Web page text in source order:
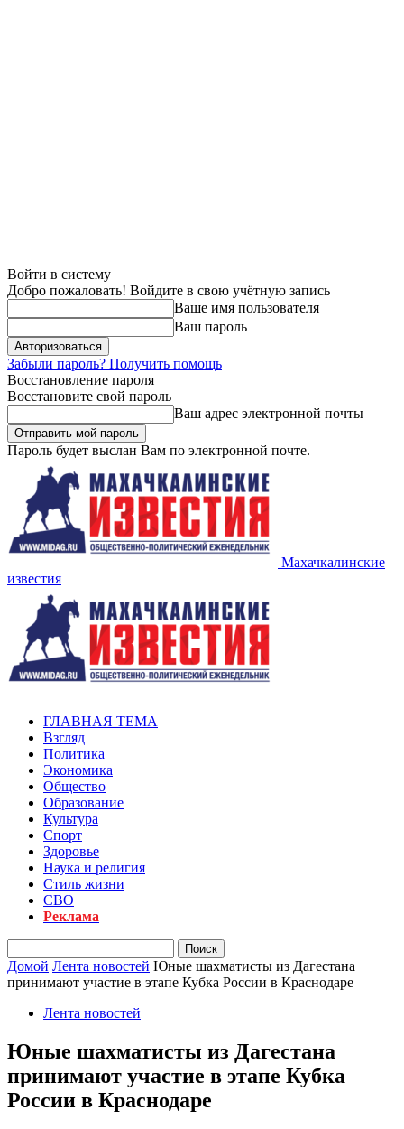
Войти в систему
Добро пожаловать! Войдите в свою учётную запись
Ваше имя пользователя
Ваш пароль
Забыли пароль? Получить помощь
Восстановление пароля
Восстановите свой пароль
Ваш адрес электронной почты
Пароль будет выслан Вам по электронной почте.
Махачкалинские
известия
ГЛАВНАЯ ТЕМА
Взгляд
Политика
Экономика
Общество
Образование
Культура
Спорт
Здоровье
Наука и религия
Стиль жизни
СВО
Реклама
Домой Лента новостей Юные шахматисты из Дагестана
принимают участие в этапе Кубка России в Краснодаре
Лента новостей
Юные шахматисты из Дагестана
принимают участие в этапе Кубка
России в Краснодаре